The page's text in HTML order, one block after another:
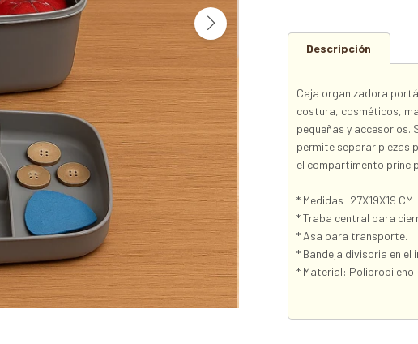
Descripción
Caja organizadora
costura, cosméticos,
pequeñas y accesorios.
permite separar piezas
el compartimento
* Medidas :27X19X19 CM
* Traba central para
* Asa para transporte.
* Bandeja divisoria en el
* Material: Polipropileno